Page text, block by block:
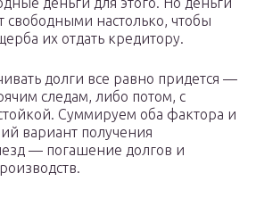
свободными настолько, чтобы
их отдать кредитору.
долги все равно придется —
следам, либо потом, с
Суммируем оба фактора и
вариант получения
— погашение долгов и